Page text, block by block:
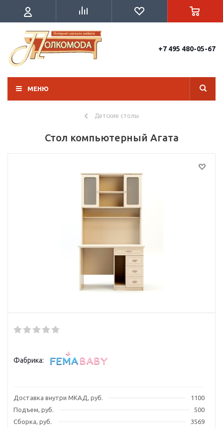
+7 495 480-05-67
МЕНЮ
Детские столы
Стол компьютерный Агата
Фабрика:
Доставка внутри МКАД, руб.
1100
Подъем, руб.
500
Сборка, руб.
3569